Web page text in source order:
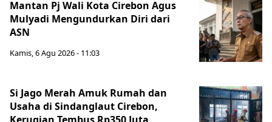
Mantan Pj Wali Kota Cirebon Agus
Mulyadi Mengundurkan Diri dari
ASN
Kamis, 6 Agu 2026 - 11:03
Si Jago Merah Amuk Rumah dan
Usaha di Sindanglaut Cirebon,